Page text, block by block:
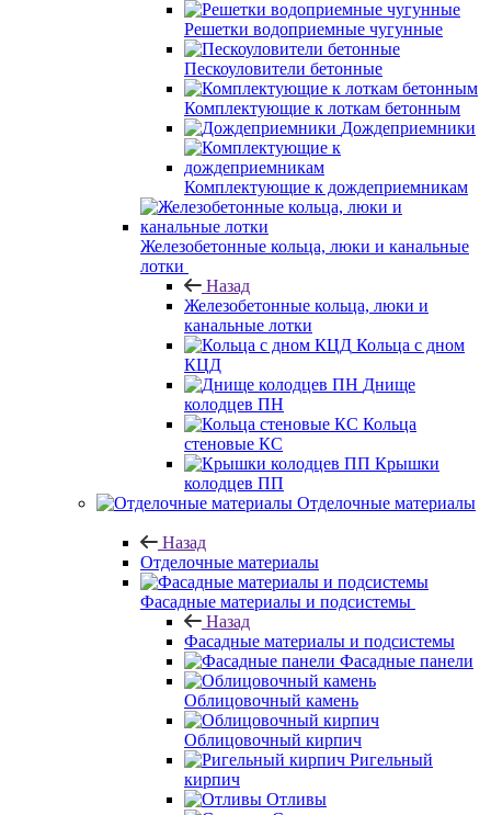
Решетки водоприемные чугунные
Пескоуловители бетонные
Комплектующие к лоткам бетонным
Дождеприемники
Комплектующие к дождеприемникам
Железобетонные кольца, люки и канальные
лотки
Назад
Железобетонные кольца, люки и
канальные лотки
Кольца с дном
КЦД
Днище
колодцев ПН
Кольца
стеновые КС
Крышки
колодцев ПП
Отделочные материалы
Назад
Отделочные материалы
Фасадные материалы и подсистемы
Назад
Фасадные материалы и подсистемы
Фасадные панели
Облицовочный камень
Облицовочный кирпич
Ригельный
кирпич
Отливы